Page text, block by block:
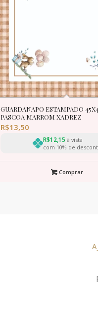
GUARDANAPO ESTAMPADO
PASCOA MARROM XADREZ
R$13,50
R$12,15 à vista
com 10% de
Comprar